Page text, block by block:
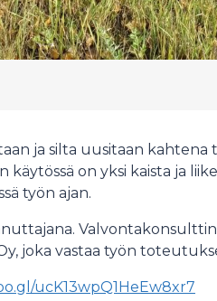
ja silta uusitaan kahtena
on yksi kaista ja
työn ajan.
joka vastaa työn
ucK13wpQ1HeEw8xr7